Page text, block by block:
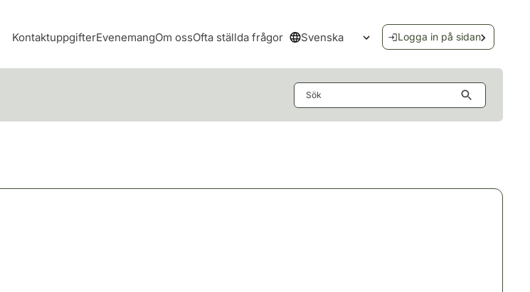
KontaktuppgifterEvenemangOm ossOfta ställda frågor Svenska
Öppna språkmenyn
Logga in på sidan